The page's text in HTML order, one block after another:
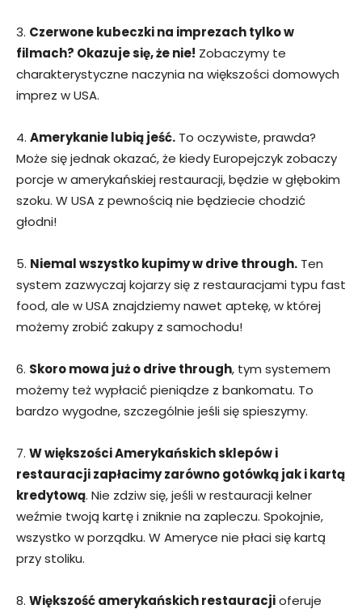
3. Czerwone kubeczki na imprezach tylko w
filmach? Okazuje się, że nie! Zobaczymy te
charakterystyczne naczynia na większości domowych
imprez w USA.
4. Amerykanie lubią jeść. To oczywiste, prawda?
Może się jednak okazać, że kiedy Europejczyk zobaczy
porcje w amerykańskiej restauracji, będzie w głębokim
szoku. W USA z pewnością nie będziecie chodzić
głodni!
5. Niemal wszystko kupimy w drive through. Ten
system zazwyczaj kojarzy się z restauracjami typu fast
food, ale w USA znajdziemy nawet aptekę, w której
możemy zrobić zakupy z samochodu!
6. Skoro mowa już o drive through, tym systemem
możemy też wypłacić pieniądze z bankomatu. To
bardzo wygodne, szczególnie jeśli się spieszymy.
7. W większości Amerykańskich sklepów i
restauracji zapłacimy zarówno gotówką jak i kartą
kredytową. Nie zdziw się, jeśli w restauracji kelner
weźmie twoją kartę i zniknie na zapleczu. Spokojnie,
wszystko w porządku. W Ameryce nie płaci się kartą
przy stoliku.
8. Większość amerykańskich restauracjioferuje